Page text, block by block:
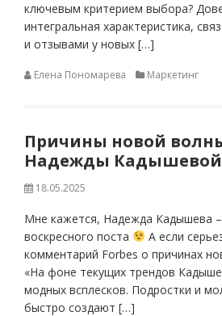
ключевым критерием выбора?
интегральная характеристика,
и отзывами у новых […]
Елена Пономарева Маркетинг
Причины новой
Надежды Кадышевой
18.05.2025
Мне кажется, Надежда Кадышева
воскресного поста
А если
комментарий Forbes о причинах
«На фоне текущих трендов
модных всплесков. Подростки и
быстро создают […]